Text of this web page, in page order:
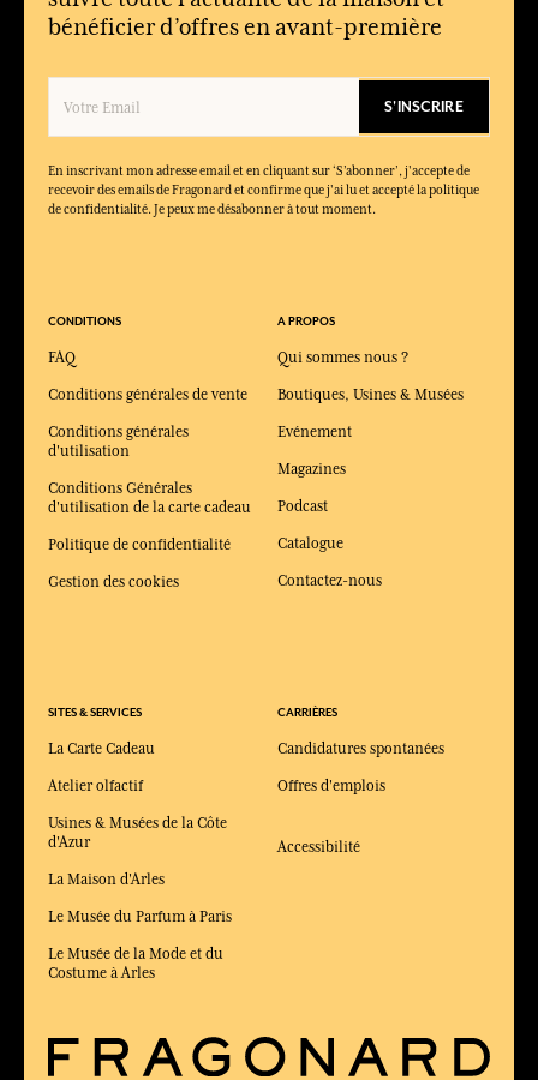
bénéficier d’offres en avant-première
S'INSCRIRE
En inscrivant mon adresse email et en cliquant sur ‘S’abonner’, j'accepte de
recevoir des emails de Fragonard et confirme que j'ai lu et accepté la politique
de confidentialité. Je peux me désabonner à tout moment.
CONDITIONS
FAQ
Conditions générales de vente
Conditions générales
d'utilisation
Conditions Générales
d'utilisation de la carte cadeau
Politique de confidentialité
Gestion des cookies
SITES & SERVICES
La Carte Cadeau
Atelier olfactif
Usines & Musées de la Côte
d'Azur
La Maison d'Arles
Le Musée du Parfum à Paris
Le Musée de la Mode et du
Costume à Arles
A PROPOS
Qui sommes nous ?
Boutiques, Usines & Musées
Evénement
Magazines
Podcast
Catalogue
Contactez-nous
CARRIÈRES
Candidatures spontanées
Offres d'emplois
Accessibilité